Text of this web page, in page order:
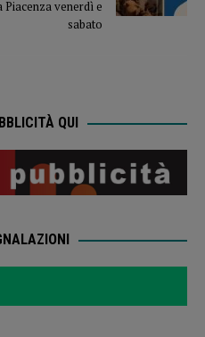
venerdì e
sabato
QUI